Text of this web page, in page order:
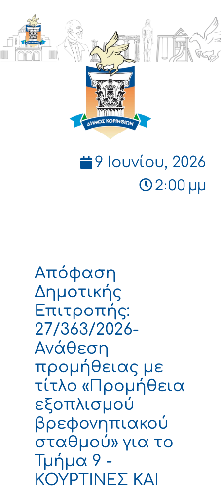
ΔΗΜΟΣ
ΚΟΡΙΝΘΙΩΝ
9 Ιουνίου, 2026
2:00 μμ
Απόφαση
Δημοτικής
Επιτροπής:
27/363/2026-
Ανάθεση
προμήθειας με
τίτλο «Προμήθεια
εξοπλισμού
βρεφονηπιακού
σταθμού» για τo
Τμήμα 9 -
ΚΟΥΡΤΙΝΕΣ ΚΑΙ